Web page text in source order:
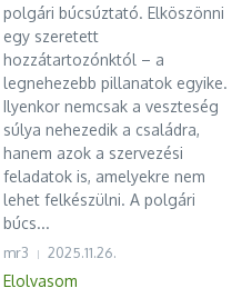
polgári búcsúztató. Elköszönni
egy szeretett
hozzátartozónktól – a
legnehezebb pillanatok egyike.
Ilyenkor nemcsak a veszteség
súlya nehezedik a családra,
hanem azok a szervezési
feladatok is, amelyekre nem
lehet felkészülni. A polgári
búcs...
mr3 2025.11.26.
Elolvasom